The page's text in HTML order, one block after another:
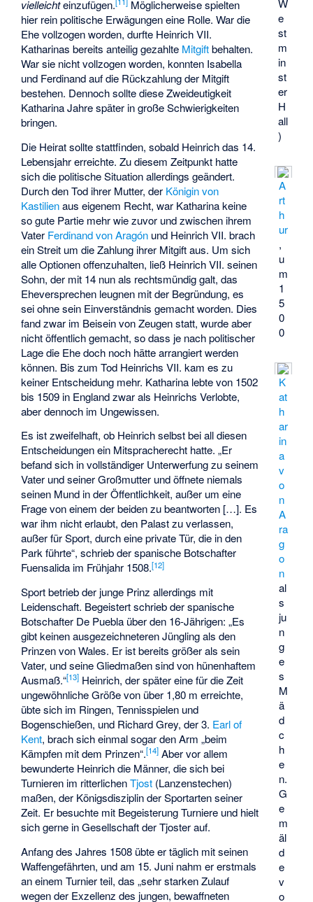
e
st
m
in
st
er
H
all
)
A
rt
h
ur
,
u
m
1
5
0
0
K
at
h
ar
in
a
v
o
n
A
ra
g
o
n
al
s
ju
n
g
e
s
M
ä
d
c
h
e
n.
G
e
m
äl
d
e
v
o
vielleichteinzufügen.
Möglicherweise spielten
hier rein politische Erwägungen eine Rolle. War die
Ehe vollzogen worden, durfte Heinrich VII.
Katharinas bereits anteilig gezahlte Mitgiftbehalten.
War sie nicht vollzogen worden, konnten Isabella
und Ferdinand auf die Rückzahlung der Mitgift
bestehen. Dennoch sollte diese Zweideutigkeit
Katharina Jahre später in große Schwierigkeiten
bringen.
Die Heirat sollte stattfinden, sobald Heinrich das 14.
Lebensjahr erreichte. Zu diesem Zeitpunkt hatte
sich die politische Situation allerdings geändert.
Durch den Tod ihrer Mutter, der Königin von
Kastilienaus eigenem Recht, war Katharina keine
so gute Partie mehr wie zuvor und zwischen ihrem
Vater Ferdinand von Aragón und Heinrich VII. brach
ein Streit um die Zahlung ihrer Mitgift aus. Um sich
alle Optionen offenzuhalten, ließ Heinrich VII. seinen
Sohn, der mit 14 nun als rechtsmündig galt, das
Eheversprechen leugnen mit der Begründung, es
sei ohne sein Einverständnis gemacht worden. Dies
fand zwar im Beisein von Zeugen statt, wurde aber
nicht öffentlich gemacht, so dass je nach politischer
Lage die Ehe doch noch hätte arrangiert werden
können. Bis zum Tod Heinrichs VII. kam es zu
keiner Entscheidung mehr. Katharina lebte von 1502
bis 1509 in England zwar als Heinrichs Verlobte,
aber dennoch im Ungewissen.
Es ist zweifelhaft, ob Heinrich selbst bei all diesen
Entscheidungen ein Mitspracherecht hatte. „Er
befand sich in vollständiger Unterwerfung zu seinem
Vater und seiner Großmutter und öffnete niemals
seinen Mund in der Öffentlichkeit, außer um eine
Frage von einem der beiden zu beantworten […]. Es
war ihm nicht erlaubt, den Palast zu verlassen,
außer für Sport, durch eine private Tür, die in den
Park führte“, schrieb der spanische Botschafter
Fuensalida im Frühjahr 1508.[12]
Sport betrieb der junge Prinz allerdings mit
Leidenschaft. Begeistert schrieb der spanische
Botschafter De Puebla über den 16-Jährigen: „Es
gibt keinen ausgezeichneteren Jüngling als den
Prinzen von Wales. Er ist bereits größer als sein
Vater, und seine Gliedmaßen sind von hünenhaftem
Ausmaß.“[13] Heinrich, der später eine für die Zeit
ungewöhnliche Größe von über 1,80 m erreichte,
übte sich im Ringen, Tennisspielen und
Bogenschießen, und Richard Grey, der 3. Earl of
Kent, brach sich einmal sogar den Arm „beim
Kämpfen mit dem Prinzen“.[14] Aber vor allem
bewunderte Heinrich die Männer, die sich bei
Turnieren im ritterlichenTjost (Lanzenstechen)
maßen, der Königsdisziplin der Sportarten seiner
Zeit. Er besuchte mit Begeisterung Turniere und hielt
sich gerne in Gesellschaft der Tjoster auf.
Anfang des Jahres 1508 übte er täglich mit seinen
Waffengefährten, und am 15. Juni nahm er erstmals
an einem Turnier teil, das „sehr starken Zulauf
wegen der Exzellenz des jungen, bewaffneten